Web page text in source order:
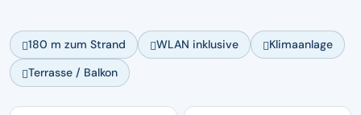
180 m zum Strand WLAN inklusive
Klimaanlage
Terrasse / Balkon